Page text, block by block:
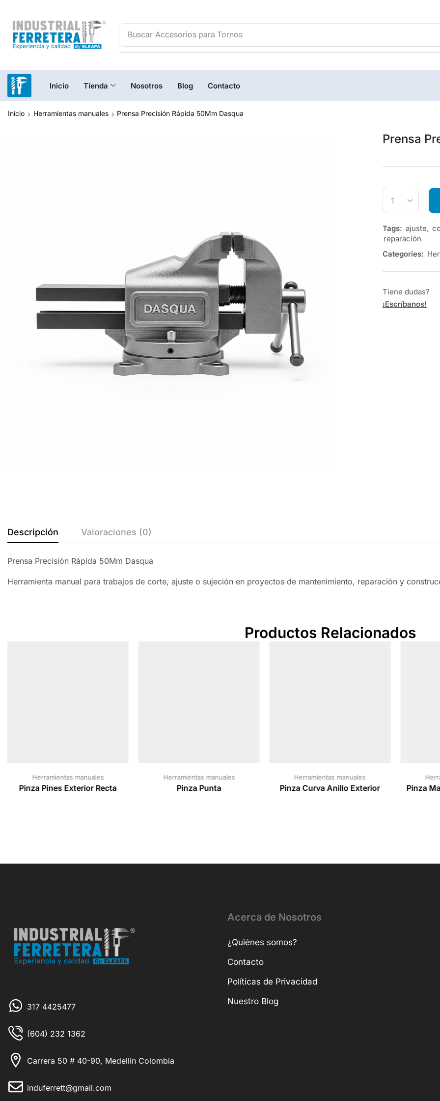
Buscar Accesorios para Tornos
Inicio Tienda Nosotros Blog Contacto
Inicio Herramientas manuales Prensa Precisión Rápida 50Mm Dasqua
Prensa
Tags: ajuste,
reparación
Categories:
Tiene dudas?
¡Escríbanos!
Descripción Valoraciones (0)
Prensa Precisión Rápida 50Mm Dasqua
Herramienta manual para trabajos de corte, ajuste o sujeción en proyectos de mantenimiento, reparación y
Productos Relacionados
Herramientas manuales
Pinza Pines Exterior Recta
Herramientas manuales
Pinza Punta
Herramientas manuales
Pinza Curva Anillo Exterior Pinza
317 4425477
(604) 232 1362
Carrera 50 # 40-90, Medellín Colombia
induferrett@gmail.com
Acerca de Nosotros
¿Quiénes somos?
Contacto
Políticas de Privacidad
Nuestro Blog